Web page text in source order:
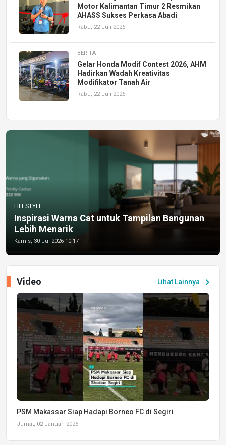
Motor Kalimantan Timur 2 Resmikan
AHASS Sukses Perkasa Abadi
Rabu, 22 Juli 2026
BERITA
Gelar Honda Modif Contest 2026, AHM
Hadirkan Wadah Kreativitas
Modifikator Tanah Air
Rabu, 22 Juli 2026
LIFESTYLE
Inspirasi Warna Cat untuk Tampilan Bangunan
Lebih Menarik
Kamis, 30 Jul 2026 10:17
Lihat Lainnya chevron_right
Video
PSM Makassar Siap Hadapi Borneo FC di Segiri
Jumat, 02 Januari 2026